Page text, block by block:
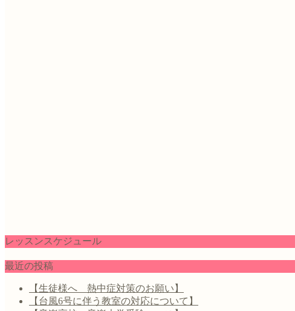
レッスンスケジュール
最近の投稿
【生徒様へ 熱中症対策のお願い】
【台風6号に伴う教室の対応について】